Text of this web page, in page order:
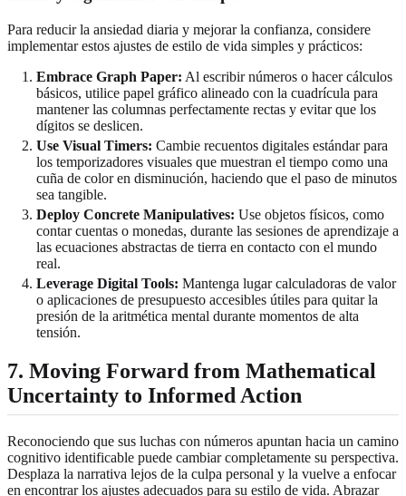
Para reducir la ansiedad diaria y mejorar la confianza, considere
implementar estos ajustes de estilo de vida simples y prácticos:
Embrace Graph Paper: Al escribir números o hacer cálculos
básicos, utilice papel gráfico alineado con la cuadrícula para
mantener las columnas perfectamente rectas y evitar que los
dígitos se deslicen.
Use Visual Timers: Cambie recuentos digitales estándar para
los temporizadores visuales que muestran el tiempo como una
cuña de color en disminución, haciendo que el paso de minutos
sea tangible.
Deploy Concrete Manipulatives: Use objetos físicos, como
contar cuentas o monedas, durante las sesiones de aprendizaje a
las ecuaciones abstractas de tierra en contacto con el mundo
real.
Leverage Digital Tools: Mantenga lugar calculadoras de valor
o aplicaciones de presupuesto accesibles útiles para quitar la
presión de la aritmética mental durante momentos de alta
tensión.
7. Moving Forward from Mathematical
Uncertainty to Informed Action
Reconociendo que sus luchas con números apuntan hacia un camino
cognitivo identificable puede cambiar completamente su perspectiva.
Desplaza la narrativa lejos de la culpa personal y la vuelve a enfocar
en encontrar los ajustes adecuados para su estilo de vida. Abrazar